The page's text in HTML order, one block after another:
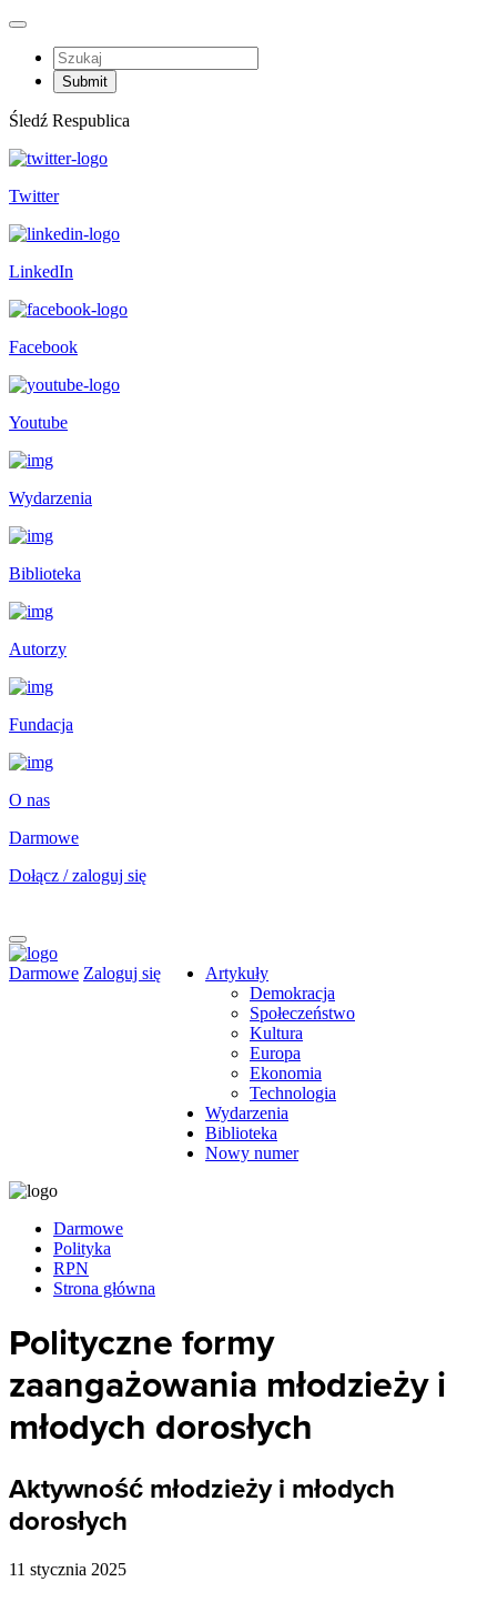
Śledź Respublica
Twitter
LinkedIn
Facebook
Youtube
Wydarzenia
Biblioteka
Autorzy
Fundacja
O nas
Darmowe
Dołącz / zaloguj się
Darmowe Zaloguj się
Artykuły
Demokracja
Społeczeństwo
Kultura
Europa
Ekonomia
Technologia
Wydarzenia
Biblioteka
Nowy numer
Darmowe
Polityka
RPN
Strona główna
Polityczne formy
zaangażowania młodzieży i
młodych dorosłych
Aktywność młodzieży i młodych
dorosłych
11 stycznia 2025